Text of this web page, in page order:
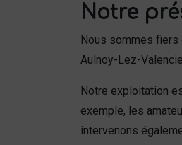
Notre
Nous sommes fiers
Aulnoy-Lez-
Notre exploitation
exemple, les
intervenons